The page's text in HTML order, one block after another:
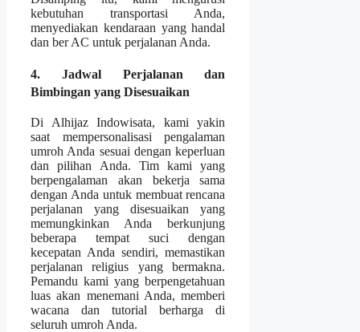
kebutuhan transportasi Anda,
menyediakan kendaraan yang handal
dan ber AC untuk perjalanan Anda.
4. Jadwal Perjalanan dan
Bimbingan yang Disesuaikan
Di Alhijaz Indowisata, kami yakin
saat mempersonalisasi pengalaman
umroh Anda sesuai dengan keperluan
dan pilihan Anda. Tim kami yang
berpengalaman akan bekerja sama
dengan Anda untuk membuat rencana
perjalanan yang disesuaikan yang
memungkinkan Anda berkunjung
beberapa tempat suci dengan
kecepatan Anda sendiri, memastikan
perjalanan religius yang bermakna.
Pemandu kami yang berpengetahuan
luas akan menemani Anda, memberi
wacana dan tutorial berharga di
seluruh umroh Anda.